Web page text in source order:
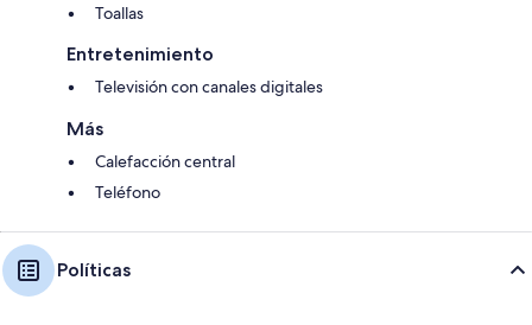
Toallas
Entretenimiento
Televisión con canales digitales
Más
Calefacción central
Teléfono
Políticas